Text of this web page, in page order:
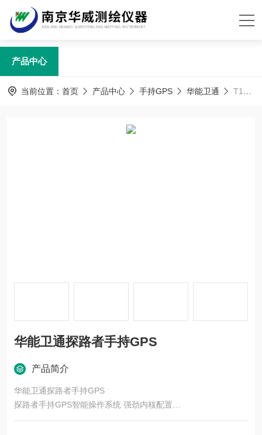
产品中心
当前位置： 首页 产品中心 手持GPS 华能卫通 T15华能卫通探路者手持GPS
华能卫通探路者手持GPS
产品简介
华能卫通探路者手持GPS
探路者手持GPS智能操作系统 强劲内核配置
主流Android 4.2操作系统，主频1.5GHz高性能四核核CPU，1G